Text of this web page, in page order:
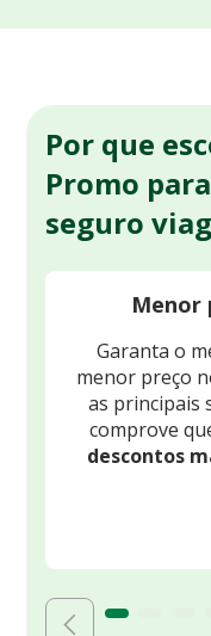
Por que
Promo
seguro
Menor
Garanta o
menor preço
as principais
comprove
descontos